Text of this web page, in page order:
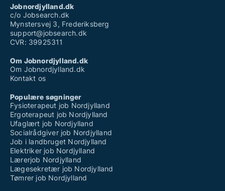
Jobnordjylland.dk
c/o Jobsearch.dk
Mynstersvej 3, Frederiksberg
support@jobsearch.dk
CVR: 39925311
Om Jobnordjylland.dk
Om Jobnordjylland.dk
Kontakt os
Populære søgninger
Fysioterapeut job Nordjylland
Ergoterapeut job Nordjylland
Ufaglært job Nordjylland
Socialrådgiver job Nordjylland
Job i landbruget Nordjylland
Elektriker job Nordjylland
Lærerjob Nordjylland
Lægesekretær job Nordjylland
Tømrer job Nordjylland